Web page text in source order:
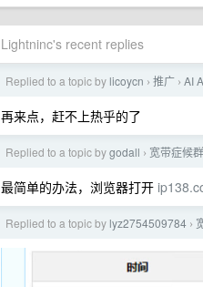
Lightninc's recent replies
Replied to a topic by licoycn › 推广 › AI
再来点，赶不上热乎的了
Replied to a topic bygodall › 宽带症候群
最简单的办法，浏览器打开
Replied to a topic by lyz2754509784 ›